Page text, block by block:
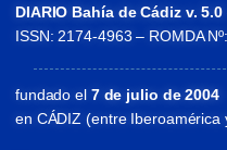
DIARIO Bahía de Cádiz v. 5.0
ISSN: 2174-4963 – ROMDA
fundado el7 de julio de 2004
en CÁDIZ (entre Iberoamérica